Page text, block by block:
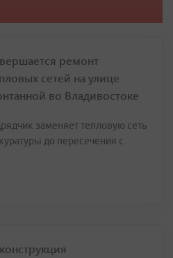
ремонт
сетей на улице
во Владивостоке
заменяет тепловую сеть
до пересечения с